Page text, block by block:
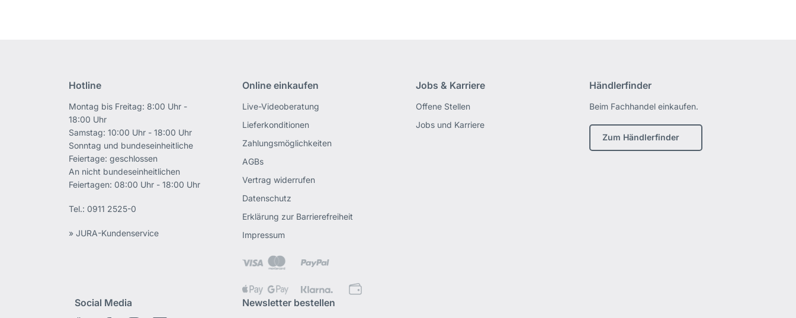
Hotline
Montag bis Freitag: 8:00 Uhr -
18:00 Uhr
Samstag: 10:00 Uhr - 18:00 Uhr
Sonntag und bundeseinheitliche
Feiertage: geschlossen
An nicht bundeseinheitlichen
Feiertagen: 08:00 Uhr - 18:00 Uhr
Tel.: 0911 2525-0
» JURA-Kundenservice
Online einkaufen
Live-Videoberatung
Lieferkonditionen
Zahlungsmöglichkeiten
AGBs
Vertrag widerrufen
Datenschutz
Erklärung zur Barrierefreiheit
Impressum
Jobs & Karriere
Offene Stellen
Jobs und Karriere
Händlerfinder
Beim Fachhandel einkaufen.
Zum Händlerfinder
Social Media Newsletter bestellen